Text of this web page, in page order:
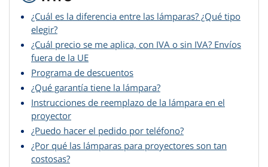
¿Cuál es la diferencia entre las lámparas? ¿Qué tipo
elegir?
¿Cuál precio se me aplica, con IVA o sin IVA? Envíos
fuera de la UE
Programa de descuentos
¿Qué garantía tiene la lámpara?
Instrucciones de reemplazo de la lámpara en el
proyector
¿Puedo hacer el pedido por teléfono?
¿Por qué las lámparas para proyectores son tan
costosas?